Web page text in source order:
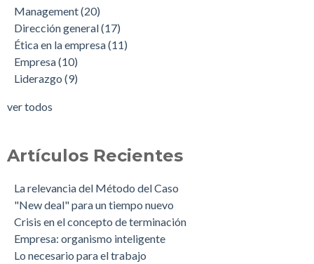
Management(20)
Dirección general(17)
Ética en la empresa(11)
Empresa(10)
Liderazgo (9)
ver todos
Artículos Recientes
La relevancia del Método del Caso
"New deal" para un tiempo nuevo
Crisis en el concepto de terminación
Empresa: organismo inteligente
Lo necesario para el trabajo